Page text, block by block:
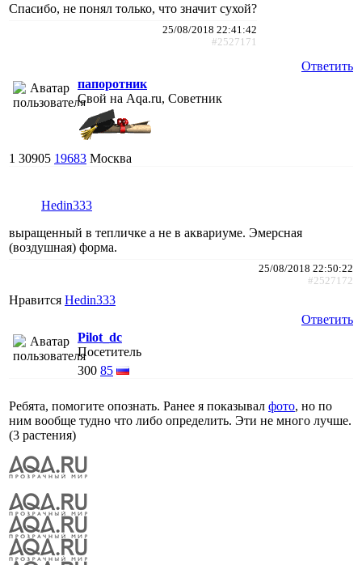
Спасибо, не понял только, что значит сухой?
25/08/2018 22:41:42
#2527171
Ответить
папоротник
Свой на Aqa.ru, Советник
1 30905 19683 Москва
Hedin333
выращенный в тепличке а не в аквариуме. Эмерсная
(воздушная) форма.
25/08/2018 22:50:22
#2527172
Нравится Hedin333
Ответить
Pilot_dc
Посетитель
300 85
Ребята, помогите опознать. Ранее я показывал фото, но по
ним вообще тудно что либо определить. Эти не много лучше.
(3 растения)